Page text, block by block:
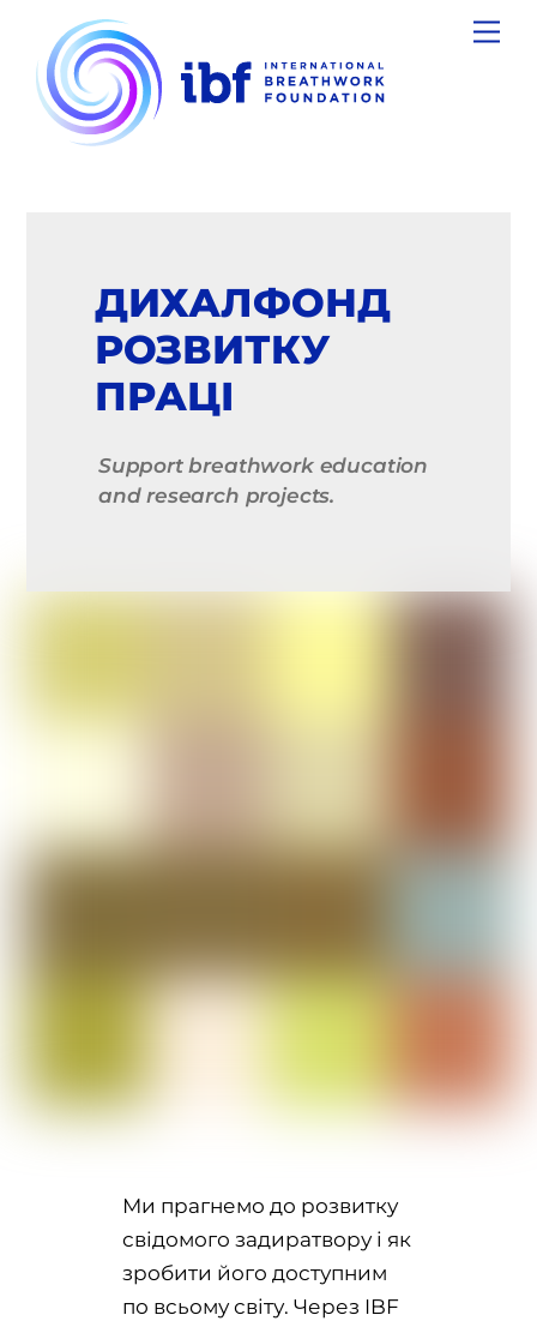
content
ДИХАЛФОНД
РОЗВИТКУ
ПРАЦІ
Support breathwork education
and research projects.
Ми прагнемо до розвитку
свідомого задиратвору і як
зробити його доступним
по всьому світу. Через IBF